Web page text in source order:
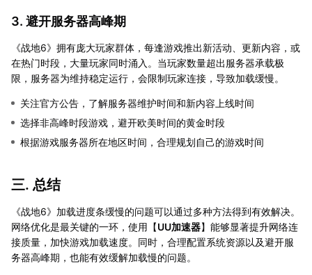
3. 避开服务器高峰期
《战地6》拥有庞大玩家群体，每逢游戏推出新活动、更新内容，或
在热门时段，大量玩家同时涌入。当玩家数量超出服务器承载极
限，服务器为维持稳定运行，会限制玩家连接，导致加载缓慢。
关注官方公告，了解服务器维护时间和新内容上线时间
选择非高峰时段游戏，避开欧美时间的黄金时段
根据游戏服务器所在地区时间，合理规划自己的游戏时间
三. 总结
《战地6》加载进度条缓慢的问题可以通过多种方法得到有效解决。
网络优化是最关键的一环，使用【UU加速器】能够显著提升网络连
接质量，加快游戏加载速度。同时，合理配置系统资源以及避开服
务器高峰期，也能有效缓解加载慢的问题。